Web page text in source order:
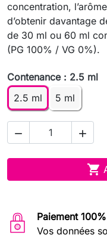
concentration,
d’obtenir davantage
de 30 ml ou 60 ml
(PG 100% / VG 0%).
Contenance : 2.5 ml
2.5 ml
5 ml
 

Paiement
Vos données